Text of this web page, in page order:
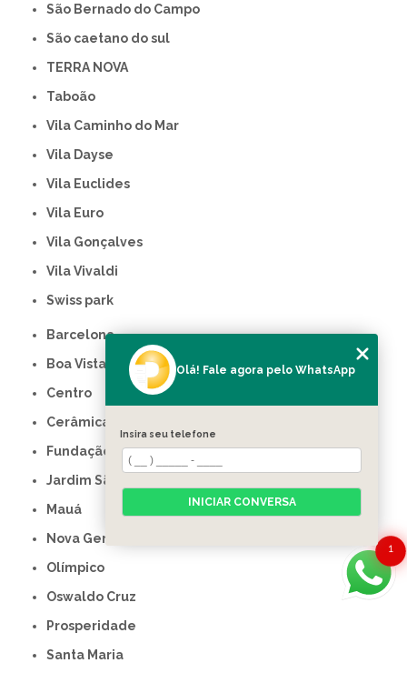
São Bernado do Campo
São caetano do sul
TERRA NOVA
Taboão
Vila Caminho do Mar
Vila Dayse
Vila Euclides
Vila Euro
Vila Gonçalves
Vila Vivaldi
swiss park
Barcelona
Boa Vista
Centro
Cerâmica
Fundação
Jardim São Caetano
Mauá
Nova Gerty
Olímpico
Oswaldo Cruz
Prosperidade
Santa Maria
1
Olá! Fale agora pelo WhatsApp
Insira seu telefone
INICIAR CONVERSA